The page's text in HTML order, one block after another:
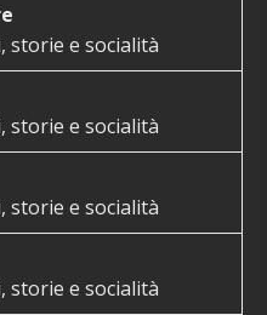
storie e socialità
storie e socialità
storie e socialità
storie e socialità